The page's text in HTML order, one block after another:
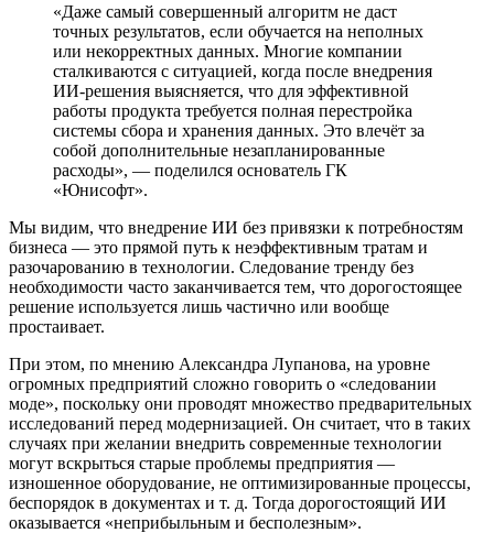
«Даже самый совершенный алгоритм не даст
точных результатов, если обучается на неполных
или некорректных данных. Многие компании
сталкиваются с ситуацией, когда после внедрения
ИИ-решения выясняется, что для эффективной
работы продукта требуется полная перестройка
системы сбора и хранения данных. Это влечёт за
собой дополнительные незапланированные
расходы», — поделился основатель ГК
«Юнисофт».
Мы видим, что внедрение ИИ без привязки к потребностям
бизнеса — это прямой путь к неэффективным тратам и
разочарованию в технологии. Следование тренду без
необходимости часто заканчивается тем, что дорогостоящее
решение используется лишь частично или вообще
простаивает.
При этом, по мнению Александра Лупанова, на уровне
огромных предприятий сложно говорить о «следовании
моде», поскольку они проводят множество предварительных
исследований перед модернизацией. Он считает, что в таких
случаях при желании внедрить современные технологии
могут вскрыться старые проблемы предприятия —
изношенное оборудование, не оптимизированные процессы,
беспорядок в документах и т. д. Тогда дорогостоящий ИИ
оказывается «неприбыльным и бесполезным».